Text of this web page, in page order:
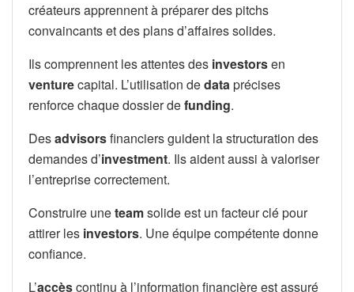
créateurs apprennent à préparer des pitchs
convaincants et des plans d’affaires solides.
Ils comprennent les attentes des investorsen
venturecapital. L’utilisation dedataprécises
renforce chaque dossier defunding.
Desadvisorsfinanciers guident la structuration des
demandes d’investment. Ils aident aussi à valoriser
l’entreprise correctement.
Construire uneteamsolide est un facteur clé pour
attirer les investors. Une équipe compétente donne
confiance.
L’accèscontinu à l’information financière est assuré